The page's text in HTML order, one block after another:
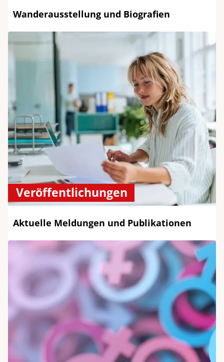
Wanderausstellung und Biografien
Veröffentlichungen
Aktuelle Meldungen und Publikationen